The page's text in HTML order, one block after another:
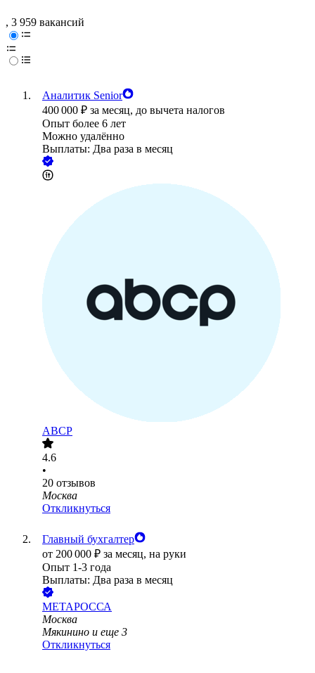
, 3 959 вакансий
Аналитик Senior
400 000 ₽ за месяц, до вычета налогов
Опыт более 6 лет
Можно удалённо
Выплаты: Два раза в месяц
ABCP
4.6
•
20 отзывов
Москва
Откликнуться
Главный бухгалтер
от 200 000 ₽ за месяц, на руки
Опыт 1-3 года
Выплаты: Два раза в месяц
МЕТАРОССА
Москва
Мякинино и еще 3
Откликнуться